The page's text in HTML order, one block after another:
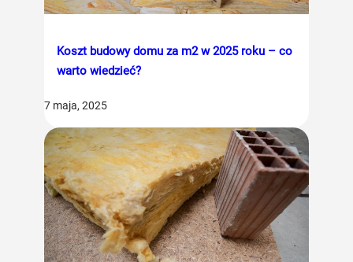
Koszt budowy domu za m2 w 2025 roku – co
warto wiedzieć?
7 maja, 2025